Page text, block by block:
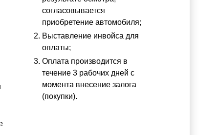
согласовывается
приобретение автомобиля;
Выставление инвойса для
оплаты;
Оплата производится в
течение 3 рабочих дней с
момента внесение залога
(покупки).